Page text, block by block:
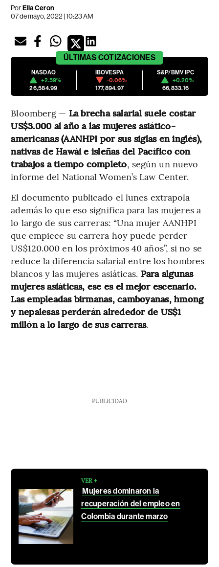
PorElla Ceron
07 de mayo, 2022 | 10:23 AM
ÚLTIMAS COTIZACIONES
NASDAQ
+2.59%
26,584.99
IBOVESPA
-0.06%
177,894.97
S&P/BMV IPC
+0.20%
66,833.16
Bloomberg — La brecha salarial suele costar
US$3.000 al año a las mujeres asiático-
americanas (AANHPI por sus siglas en inglés),
nativas de Hawái e isleñas del Pacífico con
trabajos a tiempo completo, según un nuevo
informe del National Women’s Law Center.
El documento publicado el lunes extrapola
además lo que eso significa para las mujeres a
lo largo de sus carreras: “Una mujer AANHPI
que empiece su carrera hoy puede perder
US$120.000 en los próximos 40 años”, si no se
reduce la diferencia salarial entre los hombres
blancos y las mujeres asiáticas. Para algunas
mujeres asiáticas, ese es el mejor escenario.
Las empleadas birmanas, camboyanas, hmong
y nepalesas perderán alrededor de US$1
millón a lo largo de sus carreras.
PUBLICIDAD
VER +
Mujeres dominaron la
recuperación del empleo en
Colombia durante marzo